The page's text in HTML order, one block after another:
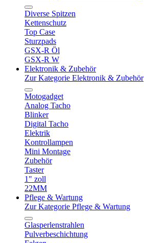
Diverse Spitzen
Kettenschutz
Top Case
Sturzpads
GSX-R Öl
GSX-R W
Elektronik & Zubehör
Zur Kategorie Elektronik & Zubehör
Motogadget
Analog Tacho
Blinker
Digital Tacho
Elektrik
Kontrollampen
Mini Montage
Zubehör
Taster
1" zoll
22MM
Pflege & Wartung
Zur Kategorie Pflege & Wartung
Glasperlenstrahlen
Pulverbeschichtung